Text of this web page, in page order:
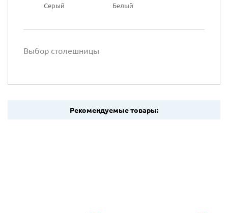
Серый Белый
Выбор столешницы
Рекомендуемые товары: